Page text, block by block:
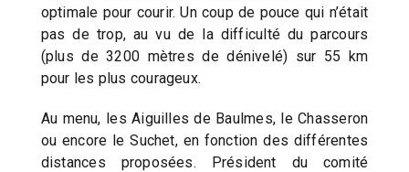
optimale pour courir. Un coup de pouce qui n’était
pas de trop, au vu de la difficulté du parcours
(plus de 3200 mètres de dénivelé) sur 55 km
pour les plus courageux.
Au menu, les Aiguilles de Baulmes, le Chasseron
ou encore le Suchet, en fonction des différentes
distances proposées. Président du comité